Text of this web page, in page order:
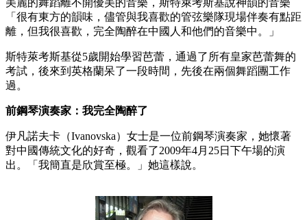
「很有東方的韻味，儘管與我喜歡的管弦樂隊現場伴奏有點距
離，但我很喜歡，完全陶醉在中國人和他們的音樂中。」
斯特萊考斯基從5歲開始學習芭蕾，通過了所有皇家芭蕾舞的
考試，後來到英格蘭呆了一段時間，先後在兩個舞蹈團工作
過。
前鋼琴演奏家：我完全陶醉了
伊凡諾夫卡（Ivanovska）女士是一位前鋼琴演奏家，她懷著
對中國傳統文化的好奇，觀看了2009年4月25日下午場的演
出。「我簡直是欣賞至極。」她這樣說。